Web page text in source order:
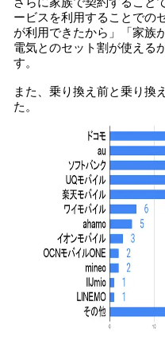
ービスを利用することでの
が利用できたから」「家族
電気とのセット割が使える
す。
また、乗り換え前と乗り換
た。